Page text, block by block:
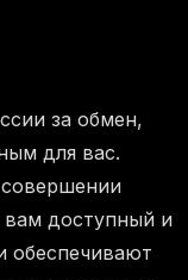
за обмен,
для вас.
вам доступный и
обеспечивают